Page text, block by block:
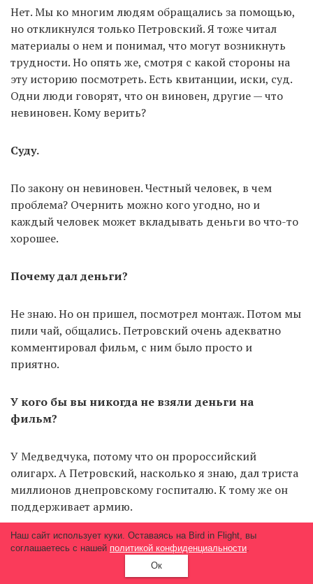
Нет. Мы ко многим людям обращались за помощью,
но откликнулся только Петровский. Я тоже читал
материалы о нем и понимал, что могут возникнуть
трудности. Но опять же, смотря с какой стороны на
эту историю посмотреть. Есть квитанции, иски, суд.
Одни люди говорят, что он виновен, другие — что
невиновен. Кому верить?
Суду.
По закону он невиновен. Честный человек, в чем
проблема? Очернить можно кого угодно, но и
каждый человек может вкладывать деньги во что-то
хорошее.
Почему дал деньги?
Не знаю. Но он пришел, посмотрел монтаж. Потом мы
пили чай, общались. Петровский очень адекватно
комментировал фильм, с ним было просто и
приятно.
У кого бы вы никогда не взяли деньги на
фильм?
У Медведчука, потому что он пророссийский
олигарх. А Петровский, насколько я знаю, дал триста
миллионов днепровскому госпиталю. К тому же он
поддерживает армию.
Когда-то деньги на кино давал фонд Ахметова — это
была открытая организация с понятными правилами.
Потом ее прикрыли. Считаю, в стране должно быть
Наш сайт использует куки. Оставаясь на Bird in Flight, вы
соглашаетесь с нашей политикой конфиденциальности.
Ок